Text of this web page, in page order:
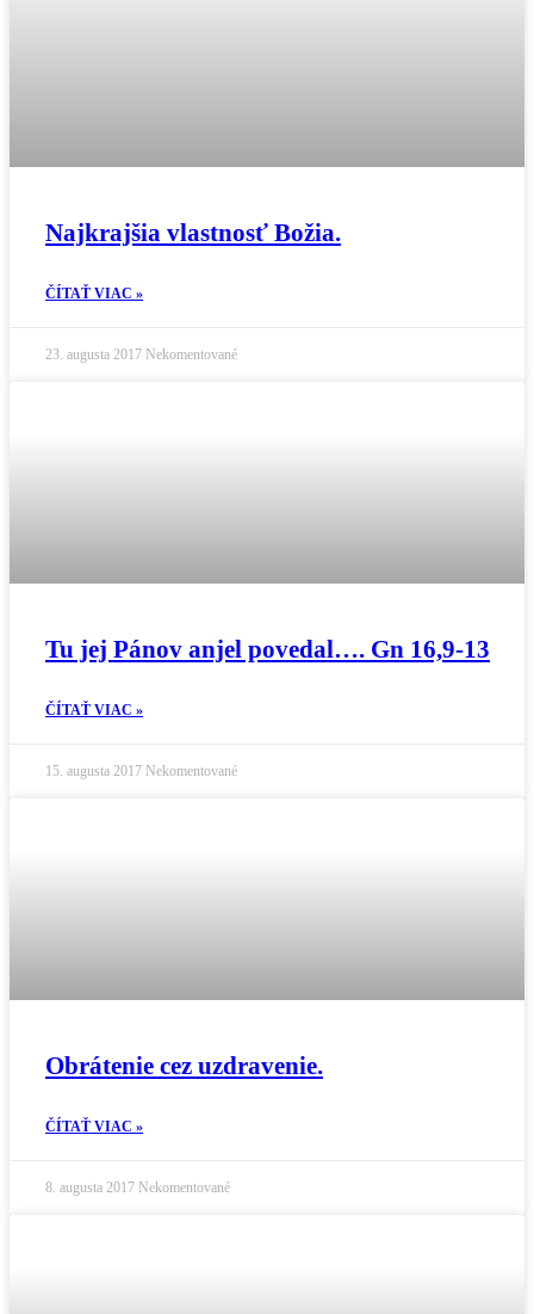
Najkrajšia vlastnosť Božia.
ČÍTAŤ VIAC »
23. augusta 2017 Nekomentované
Tu jej Pánov anjel povedal…. Gn 16,9-13
ČÍTAŤ VIAC »
15. augusta 2017 Nekomentované
Obrátenie cez uzdravenie.
ČÍTAŤ VIAC »
8. augusta 2017 Nekomentované